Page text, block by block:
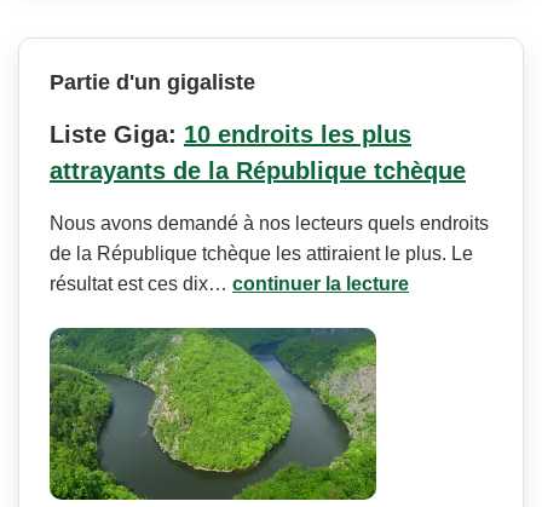
Partie d'un gigaliste
Liste Giga: 10 endroits les plus
attrayants de la République tchèque
Nous avons demandé à nos lecteurs quels endroits
de la République tchèque les attiraient le plus. Le
résultat est ces dix… continuer la lecture